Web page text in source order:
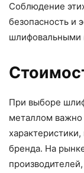
Соблюдение
безопасность и
шлифовальными
При выборе
металлом важно
бренда. На